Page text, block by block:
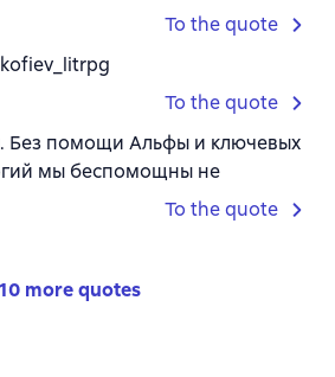
To the quote
To the quote
Без помощи Альфы и ключевых
мы беспомощны не
To the quote
10 more quotes